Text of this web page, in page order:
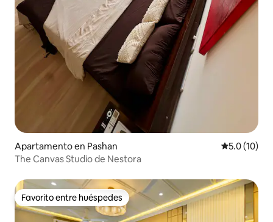
Apartamento en Pashan Calificación
5.0 (10)
The Canvas Studio de Nestora
Favorito entre huéspedes
Favorito entre huéspedes